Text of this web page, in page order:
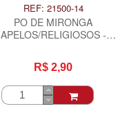
REF: 21500-14
PO DE MIRONGA
APELOS/RELIGIOSOS -
R$ 2,90